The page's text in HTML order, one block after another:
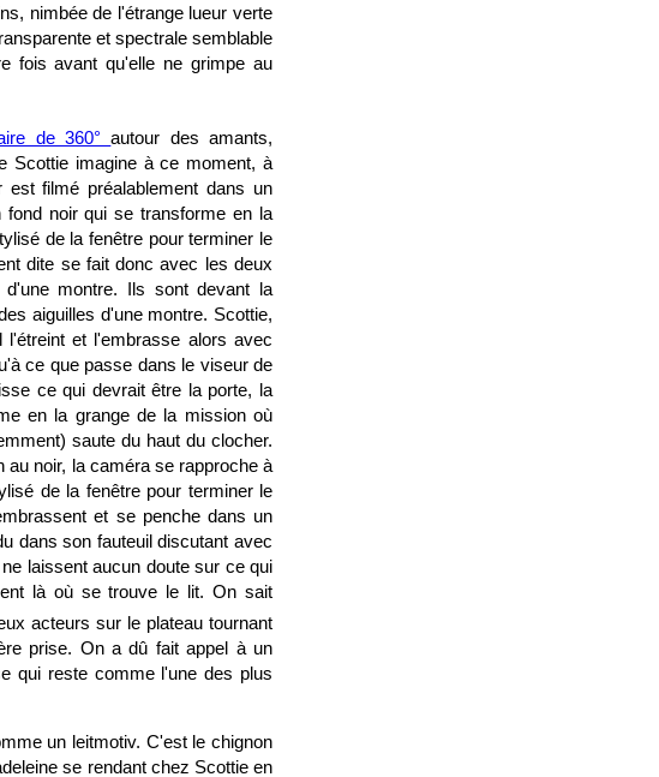
nimbée de l'étrange lueur verte
et spectrale semblable
fois avant qu'elle ne grimpe au
de 360°autour des amants,
Scottie imagine à ce moment, à
filmé préalablement dans un
noir qui se transforme en la
de la fenêtre pour terminer le
dite se fait donc avec les deux
montre. Ils sont devant la
aiguilles d'une montre. Scottie,
et l'embrasse alors avec
ce que passe dans le viseur de
ce qui devrait être la porte, la
en la grange de la mission où
saute du haut du clocher.
au noir, la caméra se rapproche à
de la fenêtre pour terminer le
et se penche dans un
dans son fauteuil discutant avec
laissent aucun doute sur ce qui
là où se trouve le lit. On sait
acteurs sur le plateau tournant
prise. On a dû fait appel à un
qui reste comme l'une des plus
un leitmotiv. C'est le chignon
se rendant chez Scottie en